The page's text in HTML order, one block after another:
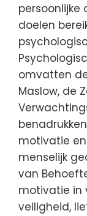
persoonlijke
doelen
omvatten
Maslow, de
motivatie
menselijk
van
motivatie in
veiligheid,